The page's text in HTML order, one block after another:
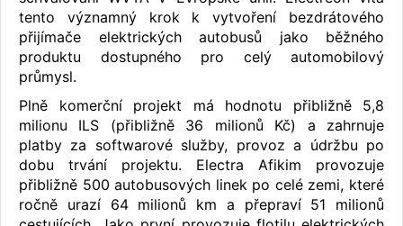
tento významný krok k vytvoření bezdrátového
přijímače elektrických autobusů jako běžného
produktu dostupného pro celý automobilový
průmysl.
Plně komerční projekt má hodnotu přibližně 5,8
milionu ILS (přibližně 36 milionů Kč) a zahrnuje
platby za softwarové služby, provoz a údržbu po
dobu trvání projektu. Electra Afikim provozuje
přibližně 500 autobusových linek po celé zemi, které
ročně urazí 64 milionů km a přepraví 51 milionů